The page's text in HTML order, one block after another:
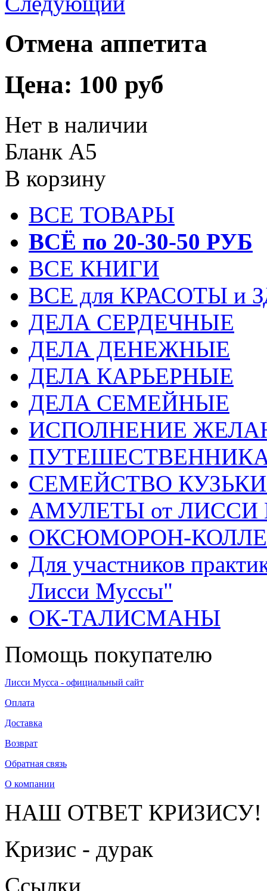
Отмена аппетита
Цена: 100 руб
Нет в наличии
Бланк А5
В корзину
ВСЕ ТОВАРЫ
ВСЁ по 20-30-50 РУБ
ВСЕ КНИГИ
ВСЕ для КРАСОТЫ и
ДЕЛА СЕРДЕЧНЫЕ
ДЕЛА ДЕНЕЖНЫЕ
ДЕЛА КАРЬЕРНЫЕ
ДЕЛА СЕМЕЙНЫЕ
ИСПОЛНЕНИЕ
СЕМЕЙСТВО
АМУЛЕТЫ от
ОКСЮМОРОН-
Для участников
Лисси Муссы"
ОК-ТАЛИСМАНЫ
Помощь покупателю
Лисси Мусса - официальный сайт
Оплата
Доставка
Возврат
Обратная связь
О компании
НАШ ОТВЕТ КРИЗИСУ!
Кризис - дурак
Ссылки